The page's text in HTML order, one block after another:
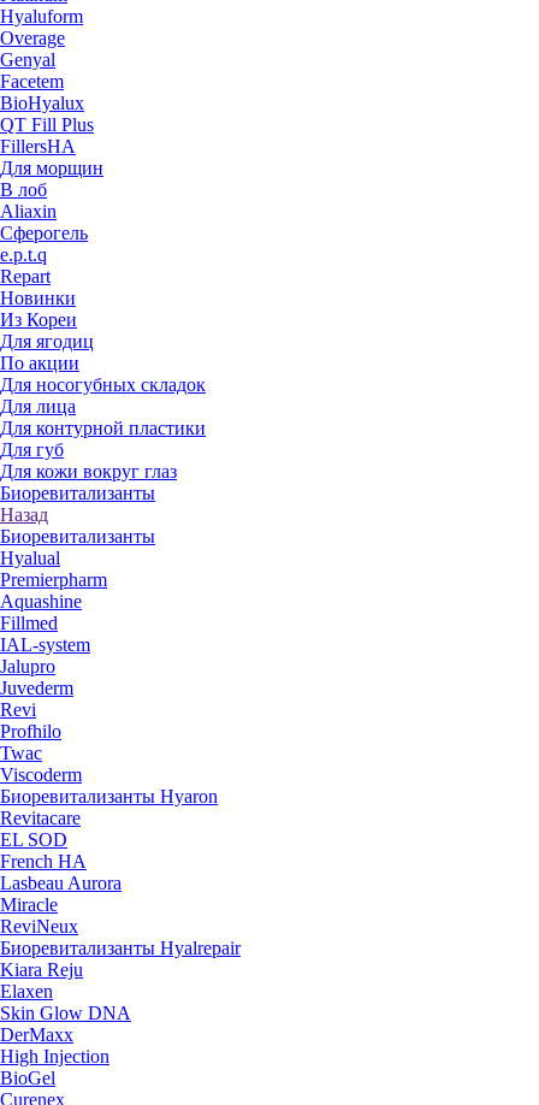
Hyaluform
Overage
Genyal
Facetem
BioHyalux
QT Fill Plus
FillersHA
Для морщин
В лоб
Aliaxin
Сферогель
e.p.t.q
Repart
Новинки
Из Кореи
Для ягодиц
По акции
Для носогубных складок
Для лица
Для контурной пластики
Для губ
Для кожи вокруг глаз
Биоревитализанты
Назад
Биоревитализанты
Hyalual
Premierpharm
Aquashine
Fillmed
IAL-system
Jalupro
Juvederm
Revi
Profhilo
Twac
Viscoderm
Биоревитализанты Hyaron
Revitacare
EL SOD
French HA
Lasbeau Aurora
Miracle
ReviNeux
Биоревитализанты Hyalrepair
Kiara Reju
Elaxen
Skin Glow DNA
DerMaxx
High Injection
BioGel
Curenex